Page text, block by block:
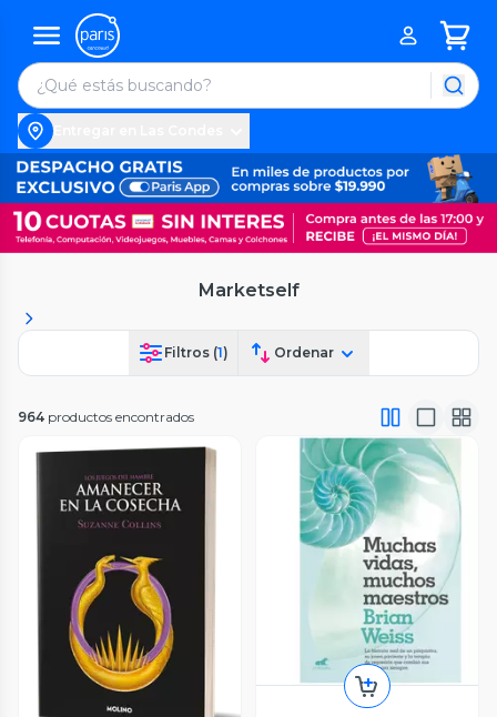
Marketself
Filtros (1) Ordenar
964 productos encontrados